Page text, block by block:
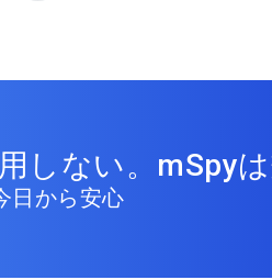
しない。mSpy
日から安心